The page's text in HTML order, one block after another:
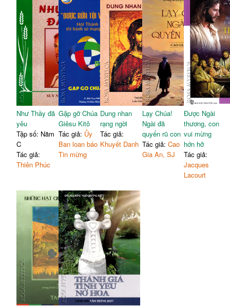
Như Thầy đã
yêu
Tập số: Năm
C
Tác giả:
Thiên Phúc
Gặp gỡ Chúa
Giêsu Kitô
Tác giả: Ủy
Ban loan báo
Tin mừng
Dung nhan
rạng ngời
Tác giả:
Khuyết Danh
Lạy Chúa!
Ngài đã
quyến rũ con
Tác giả: Cao
Gia An, SJ
Được Ngài
thương, con
vui mừng
hớn hở
Tác giả:
Jacques
Lacourt